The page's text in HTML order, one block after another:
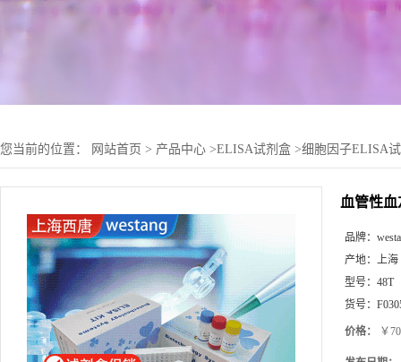
您当前的位置： 网站首页 > 产品中心 >ELISA试剂盒 >细胞因子ELISA
血管性
品牌：
产地： 上海
型号： 48T
货号：
价格： ￥